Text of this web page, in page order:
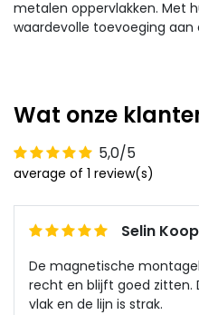
metalen oppervlakken. Met
waardevolle toevoeging aan
Wat onze
5,0/5
average of 1 review(s)
Selin
De magnetische
recht en blijft goed zitten.
vlak en de lijn is strak.